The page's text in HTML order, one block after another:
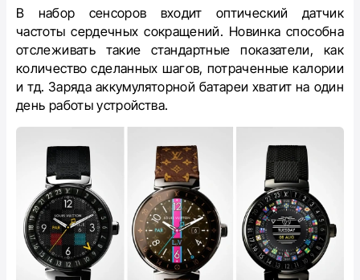
В набор сенсоров входит оптический датчик
частоты сердечных сокращений. Новинка способна
отслеживать такие стандартные показатели, как
количество сделанных шагов, потраченные калории
и тд. Заряда аккумуляторной батареи хватит на один
день работы устройства.